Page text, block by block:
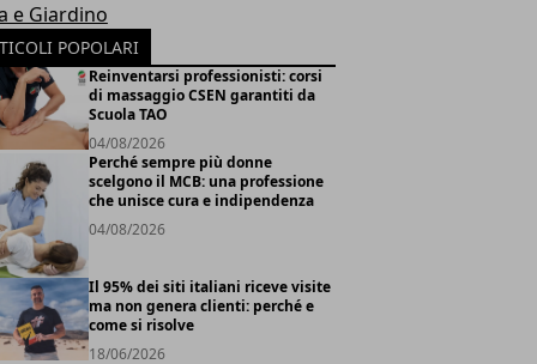
e Giardino
POPOLARI
Reinventarsi professionisti: corsi
di massaggio CSEN garantiti da
Scuola TAO
04/08/2026
Perché sempre più donne
scelgono il MCB: una professione
che unisce cura e indipendenza
04/08/2026
Il 95% dei siti italiani riceve visite
ma non genera clienti: perché e
come si risolve
18/06/2026